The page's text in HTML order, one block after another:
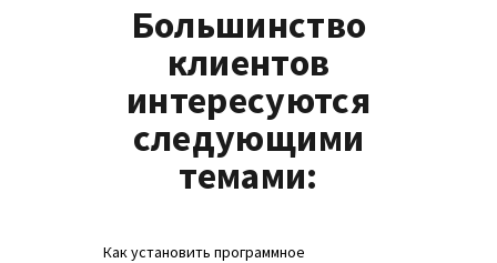
Большинство
клиентов
интересуются
следующими
темами:
Как установить программное